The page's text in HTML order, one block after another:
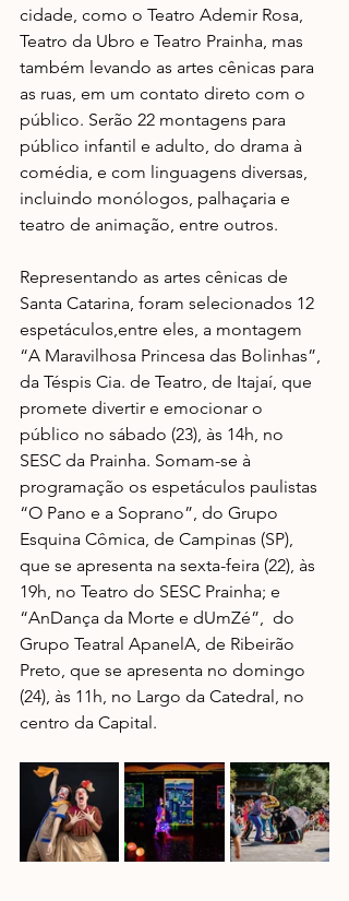
cidade, como o Teatro Ademir Rosa,
Teatro da Ubro e Teatro Prainha, mas
também levando as artes cênicas para
as ruas, em um contato direto com o
público. Serão 22 montagens para
público infantil e adulto, do drama à
comédia, e com linguagens diversas,
incluindo monólogos, palhaçaria e
teatro de animação, entre outros.
Representando as artes cênicas de
Santa Catarina, foram selecionados 12
espetáculos,entre eles, a montagem
“A Maravilhosa Princesa das Bolinhas”,
da Téspis Cia. de Teatro, de Itajaí, que
promete divertir e emocionar o
público no sábado (23), às 14h, no
SESC da Prainha. Somam-se à
programação os espetáculos paulistas
“O Pano e a Soprano”, do Grupo
Esquina Cômica, de Campinas (SP),
que se apresenta na sexta-feira (22), às
19h, no Teatro do SESC Prainha; e
“AnDança da Morte e dUmZé”,  do
Grupo Teatral ApanelA, de Ribeirão
Preto, que se apresenta no domingo
(24), às 11h, no Largo da Catedral, no
centro da Capital.